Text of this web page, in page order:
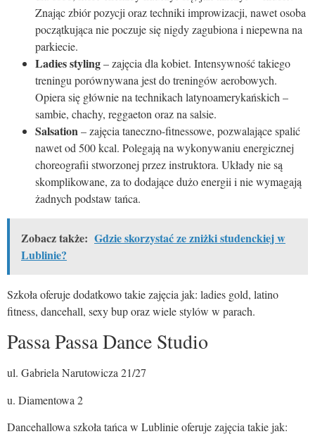
Znając zbiór pozycji oraz techniki improwizacji, nawet osoba
początkująca nie poczuje się nigdy zagubiona i niepewna na
parkiecie.
Ladies styling– zajęcia dla kobiet. Intensywność takiego
treningu porównywana jest do treningów aerobowych.
Opiera się głównie na technikach latynoamerykańskich –
sambie, chachy, reggaeton oraz na salsie.
Salsation– zajęcia taneczno-fitnessowe, pozwalające spalić
nawet od 500 kcal. Polegają na wykonywaniu energicznej
choreografii stworzonej przez instruktora. Układy nie są
skomplikowane, za to dodające dużo energii i nie wymagają
żadnych podstaw tańca.
Zobacz także: Gdzie skorzystać ze zniżki studenckiej w
Lublinie?
Szkoła oferuje dodatkowo takie zajęcia jak: ladies gold, latino
fitness, dancehall, sexy bup oraz wiele stylów w parach.
Passa Passa Dance Studio
ul. Gabriela Narutowicza 21/27
u. Diamentowa 2
Dancehallowa szkoła tańca w Lublinie oferuje zajęcia takie jak: